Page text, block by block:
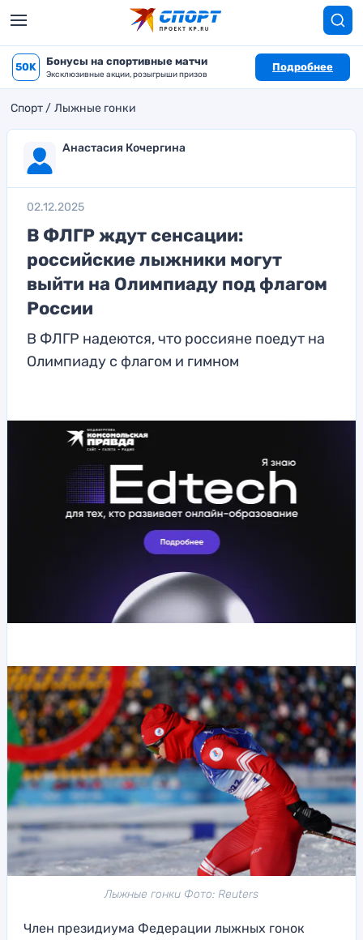
50K Бонусы на спортивные матчи
Эксклюзивные акции, розыгрыши призов
Подробнее
Спорт Лыжные гонки
Анастасия Кочергина
02.12.2025
В ФЛГР ждут сенсации:
российские лыжники могут
выйти на Олимпиаду под флагом
России
В ФЛГР надеются, что россияне поедут на
Олимпиаду с флагом и гимном
Лыжные гонки Фото: Reuters
Член президиума Федерации лыжных гонок